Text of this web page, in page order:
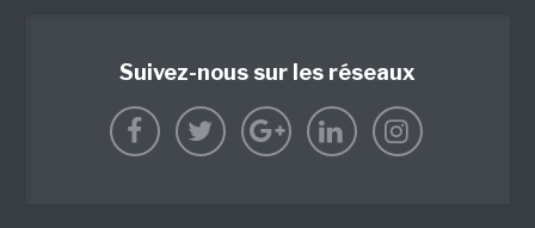
Suivez-nous sur les réseaux